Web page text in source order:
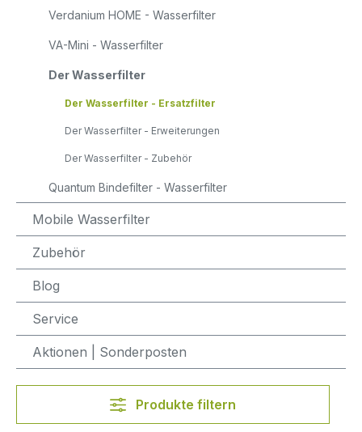
Verdanium HOME - Wasserfilter
VA-Mini - Wasserfilter
Der Wasserfilter
Der Wasserfilter - Ersatzfilter
Der Wasserfilter - Erweiterungen
Der Wasserfilter - Zubehör
Quantum Bindefilter - Wasserfilter
Mobile Wasserfilter
Zubehör
Blog
Service
Aktionen | Sonderposten
Produkte filtern